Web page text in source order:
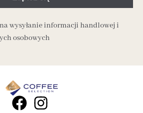
wysyłanie informacji handlowej i
osobowych